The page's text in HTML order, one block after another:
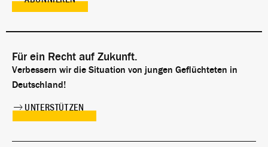
Für ein Recht auf Zukunft.
Verbessern wir die Situation von jungen Geflüchteten in
Deutschland!
UNTERSTÜTZEN